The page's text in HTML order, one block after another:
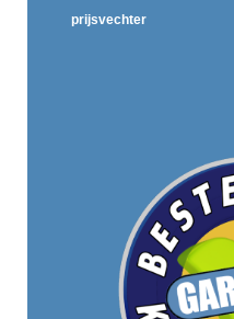
prijsvechter